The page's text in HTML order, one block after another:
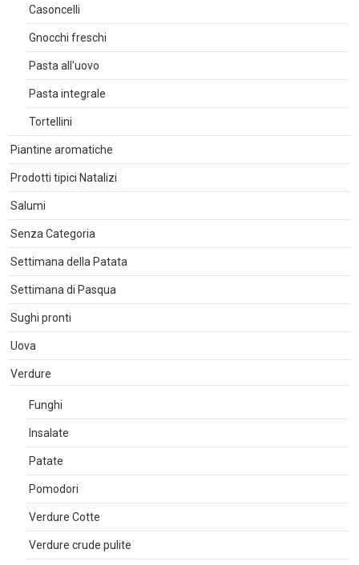
Casoncelli
Gnocchi freschi
Pasta all'uovo
Pasta integrale
Tortellini
Piantine aromatiche
Prodotti tipici Natalizi
Salumi
Senza Categoria
Settimana della Patata
Settimana di Pasqua
Sughi pronti
Uova
Verdure
Funghi
Insalate
Patate
Pomodori
Verdure Cotte
Verdure crude pulite